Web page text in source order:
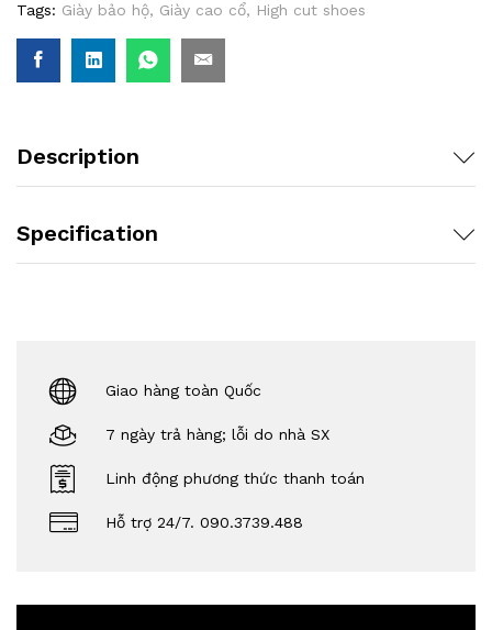
Tags: Giày bảo hộ, Giày cao cổ, High cut shoes
Description
Specification
Giao hàng toàn Quốc
7 ngày trả hàng; lỗi do nhà SX
Linh động phương thức thanh toán
Hỗ trợ 24/7. 090.3739.488